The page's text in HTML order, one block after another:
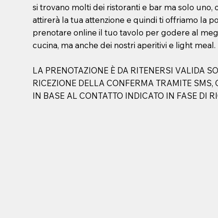
si trovano molti dei ristoranti e bar ma solo uno,
attirerà la tua attenzione e quindi ti offriamo la
prenotare online il tuo tavolo per godere al
cucina, ma anche dei nostri aperitivi e light meal.
LA PRENOTAZIONE È DA RITENERSI VALIDA
RICEZIONE DELLA CONFERMA TRAMITE SMS,
IN BASE AL CONTATTO INDICATO IN FASE DI